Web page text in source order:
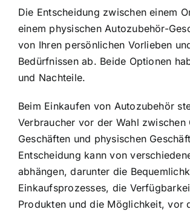
Die Entscheidung zwischen einem
einem physischen Autozubehör-
von Ihren persönlichen Vorlieben
Bedürfnissen ab. Beide Optionen
und Nachteile.
Beim Einkaufen von Autozubehör
Verbraucher vor der Wahl zwischen
Geschäften und physischen
Entscheidung kann von
abhängen, darunter die
Einkaufsprozesses, die
Produkten und die Möglichkeit, vor